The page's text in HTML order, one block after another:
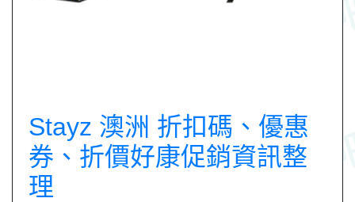
Stayz 澳洲 折扣碼、優惠
券、折價好康促銷資訊整
理